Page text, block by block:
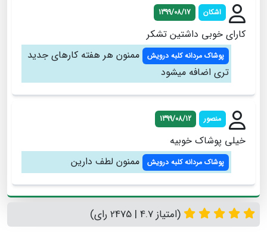
اشکان 1399/08/17
کارای خوبی داشتین تشکر
پوشاک مردانه کلبه درویش
ممنون هر هفته کارهای جدید
تری اضافه میشود
منصور 1399/08/12
خیلی پوشاک خوبیه
پوشاک مردانه کلبه درویش ممنون لطف دارین
(امتیاز 4.7 | 2475 رای)